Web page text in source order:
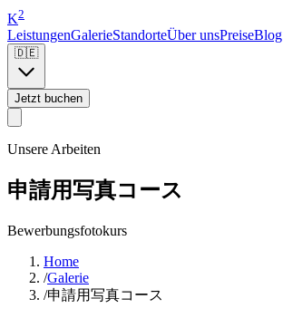
K2
LeistungenGalerieStandorteÜber unsPreiseBlog
🇩🇪
Jetzt buchen
Unsere Arbeiten
申請用写真コース
Bewerbungsfotokurs
Home
/Galerie
/申請用写真コース